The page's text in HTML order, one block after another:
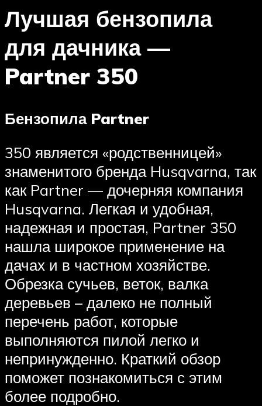
Лучшая бензопила
для дачника —
Partner 350
Бензопила Partner
350 является «родственницей»
знаменитого бренда Husqvarna, так
как Partner — дочерняя компания
Husqvarna. Легкая и удобная,
надежная и простая, Partner 350
нашла широкое применение на
дачах и в частном хозяйстве.
Обрезка сучьев, веток, валка
деревьев – далеко не полный
перечень работ, которые
выполняются пилой легко и
непринужденно. Краткий обзор
поможет познакомиться с этим
более подробно.